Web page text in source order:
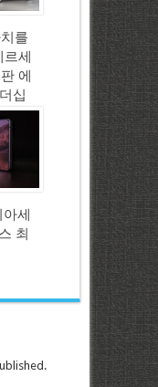
를
르세
에
십
아세
최